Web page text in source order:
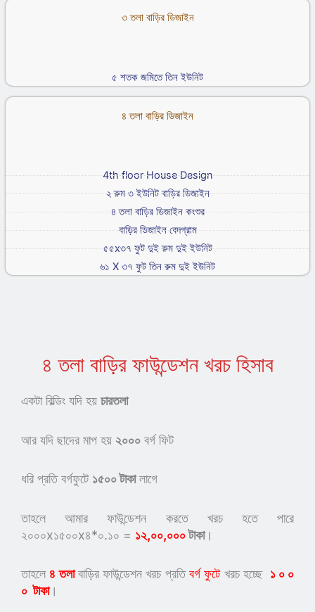
৩ তলা বাড়ির ডিজাইন
৫ শতক জমিতে তিন ইউনিট
৪ তলা বাড়ির ডিজাইন
4th floor House Design
২ রুম ৩ ইউনিট বাড়ির ডিজাইন
৪ তলা বাড়ির ডিজাইন কংশুর
বাড়ির ডিজাইন বেদগ্রাম
৫৫x৩৭ ফুট দুই রুম দুই ইউনিট
৬১ X ৩৭ ফুট তিন রুম দুই ইউনিট
৪ তলা বাড়ির ফাউন্ডেশন খরচ হিসাব
একটা বিল্ডিং যদি হয় চারতলা
আর যদি ছাদের মাপ হয় ২০০০ বর্গ ফিট
ধরি প্রতি বর্গফুটে ১৫০০ টাকালাগে
তাহলে আমার ফাউন্ডেশন করতে খরচ হতে পারে
২০০০x১৫০০x৪*০.১০ = ১২,০০,০০০টাকা।
তাহলে ৪ তলা বাড়ির ফাউন্ডেশন খরচ প্রতিবর্গ ফুটেখরচ হচ্ছে ১ ০ ০
০ টাকা।